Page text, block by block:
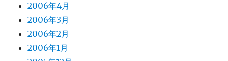
2006年4月
2006年3月
2006年2月
2006年1月